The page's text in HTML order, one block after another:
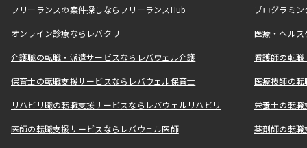
フリーランスの案件探しならフリーランスHub プログラミ
オンライン診療ならレバクリ 医療・ヘル
介護職の転職・派遣サービスならレバウェル介護 看護師の転
保育士の転職支援サービスならレバウェル保育士 医療技師の
リハビリ職の転職支援サービスならレバウェルリハビリ 栄養士の転
医師の転職支援サービスならレバウェル医師 薬剤師の転